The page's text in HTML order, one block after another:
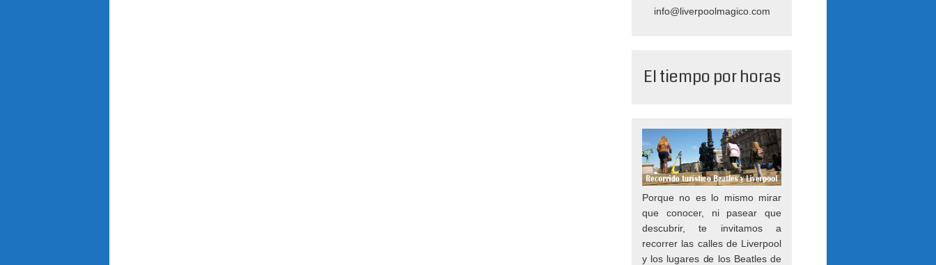
info@liverpoolmagico.com
El tiempo por horas
Porque no es lo mismo mirar
que conocer, ni pasear que
descubrir, te invitamos a
recorrer las calles de Liverpool
y los lugares de los Beatles de